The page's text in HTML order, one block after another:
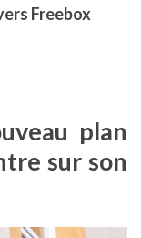
Freebox
plan
sur son